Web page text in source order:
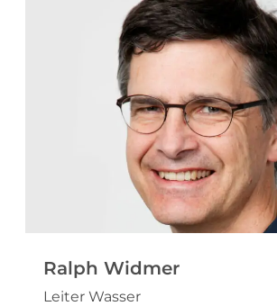
Ralph Widmer
Leiter Wasser